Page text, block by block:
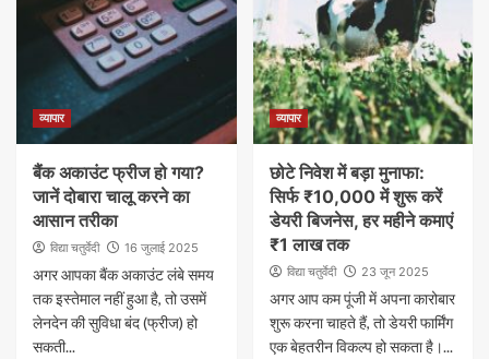
व्यापार
बैंक अकाउंट फ्रीज हो गया?
जानें दोबारा चालू करने का
आसान तरीका
विद्या चतुर्वेदी 16 जुलाई 2025
अगर आपका बैंक अकाउंट लंबे समय
तक इस्तेमाल नहीं हुआ है, तो उसमें
लेनदेन की सुविधा बंद (फ्रीज) हो
सकती...
व्यापार
छोटे निवेश में बड़ा मुनाफा:
सिर्फ ₹10,000 में शुरू करें
डेयरी बिजनेस, हर महीने कमाएं
₹1 लाख तक
विद्या चतुर्वेदी 23 जून 2025
अगर आप कम पूंजी में अपना कारोबार
शुरू करना चाहते हैं, तो डेयरी फार्मिंग
एक बेहतरीन विकल्प हो सकता है।...